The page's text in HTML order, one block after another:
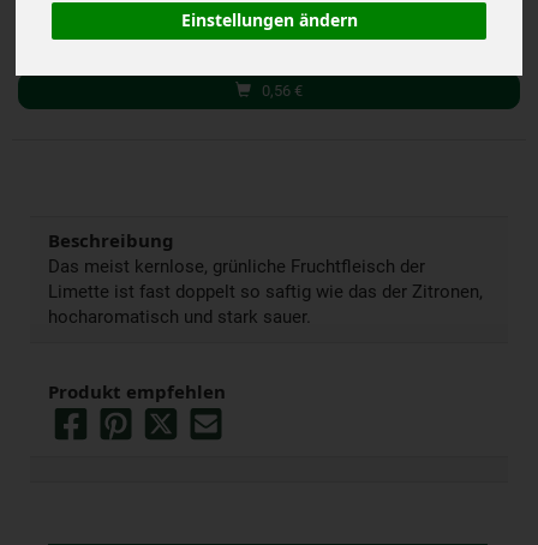
Einstellungen ändern
Anzahl
0,56 €
Beschreibung
Das meist kernlose, grünliche Fruchtfleisch der
Limette ist fast doppelt so saftig wie das der Zitronen,
hocharomatisch und stark sauer.
Produkt empfehlen